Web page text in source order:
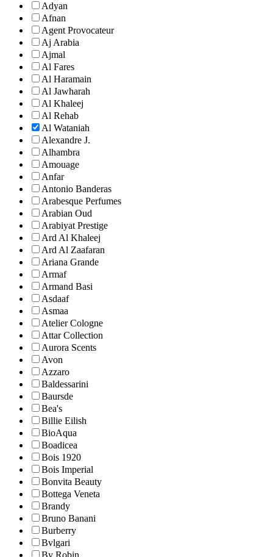
Adyan
Afnan
Agent Provocateur
Aj Arabia
Ajmal
Al Fares
Al Haramain
Al Jawharah
Al Khaleej
Al Rehab
Al Wataniah
Alexandre J.
Alhambra
Amouage
Anfar
Antonio Banderas
Arabesque Perfumes
Arabian Oud
Arabiyat Prestige
Ard Al Khaleej
Ard Al Zaafaran
Ariana Grande
Armaf
Armand Basi
Asdaaf
Asmaa
Atelier Cologne
Attar Collection
Aurora Scents
Avon
Azzaro
Baldessarini
Baursde
Bea's
Billie Eilish
BioAqua
Boadicea
Bois 1920
Bois Imperial
Bonvita Beauty
Bottega Veneta
Brandy
Bruno Banani
Burberry
Bvlgari
By Robin